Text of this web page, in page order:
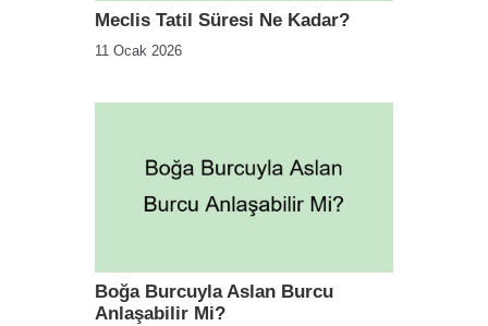
Meclis Tatil Süresi Ne Kadar?
11 Ocak 2026
Boğa Burcuyla Aslan Burcu
Anlaşabilir Mi?